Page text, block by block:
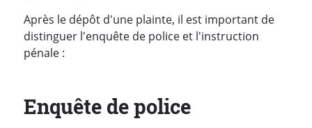
Après le dépôt d'une plainte, il est important de
distinguer l'enquête de police et l'instruction
pénale :
Enquête de police